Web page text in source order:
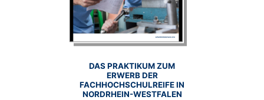
NEU
DAS PRAKTIKUM ZUM
ERWERB DER
FACHHOCHSCHULREIFE IN
NORDRHEIN-WESTFALEN